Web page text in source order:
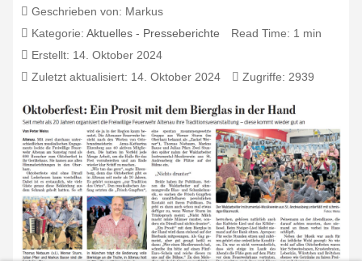
Geschrieben von: Markus
Kategorie:Aktuelles - Presseberichte
Read Time: 1 min
Erstellt: 14. Oktober 2024
Zuletzt aktualisiert: 14. Oktober 2024
Zugriffe: 2939